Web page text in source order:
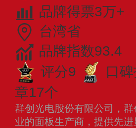
品牌得票3万+
台湾省
品牌指数93.4
评分9
口
章17个
群创光电股份有限公司，
业的面板生产商，提供先